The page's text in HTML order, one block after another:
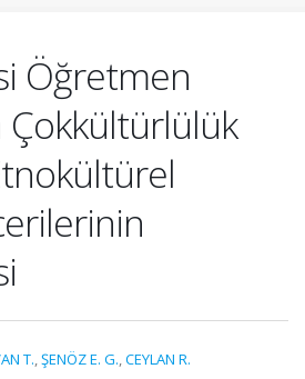
Öğretmen
Çokkültürlülük
T.,ŞENÖZ E. G.,CEYLAN R.